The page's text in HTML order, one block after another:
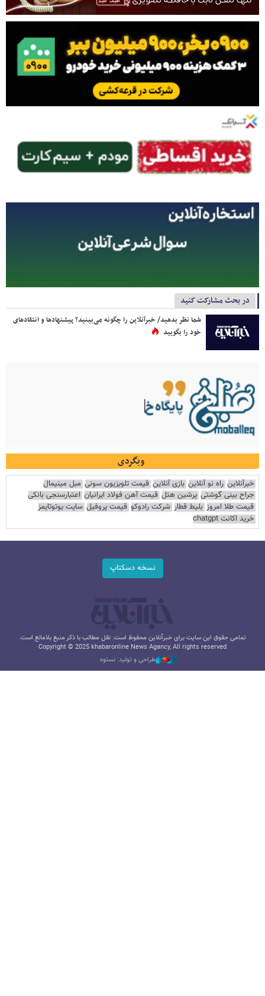
در بحث مشارکت کنید
شما نظر بدهید/ خبرآنلاین را چگونه می‌بینید؟ پیشنهادها و انتقادهای
خود را بگویید
وبگردی
خبرآنلاین راه نو آنلاین بازی آنلاین قیمت تلویزیون سونی مبل مینیمال
جراح بینی گوشتی پرشین هتل قیمت آهن فولاد ایرانیان اعتبارسنجی بانکی
قیمت طلا امروز بلیط قطار شرکت رادوکو قیمت پروفیل سایت یوتوتایمز
خرید اکانت chatgpt
نسخه دسکتاپ
تمامی حقوق این سایت برای خبرآنلاین محفوظ است. نقل مطالب با ذکر منبع بلامانع است.
Copyright © 2025 khabaronline News Agancy, All rights reserved
طراحی و تولید: نستوه